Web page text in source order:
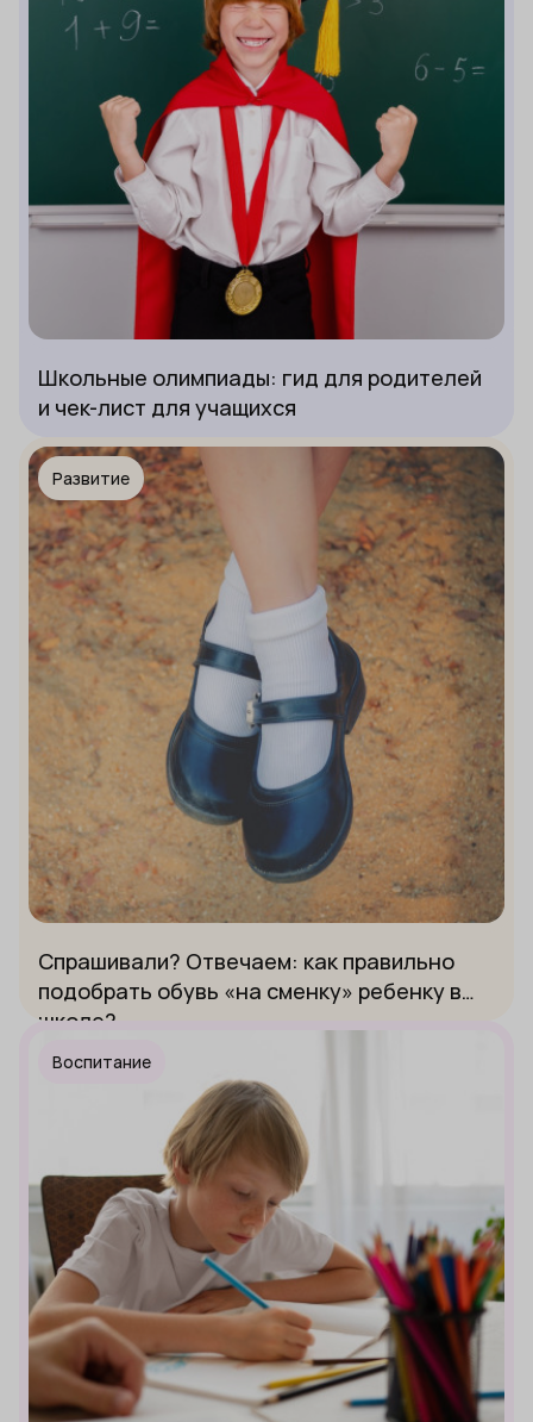
Школьные олимпиады: гид для родителей
и чек-лист для учащихся
Развитие
Спрашивали? Отвечаем: как правильно
подобрать обувь «на сменку» ребенку в
школе?
Воспитание